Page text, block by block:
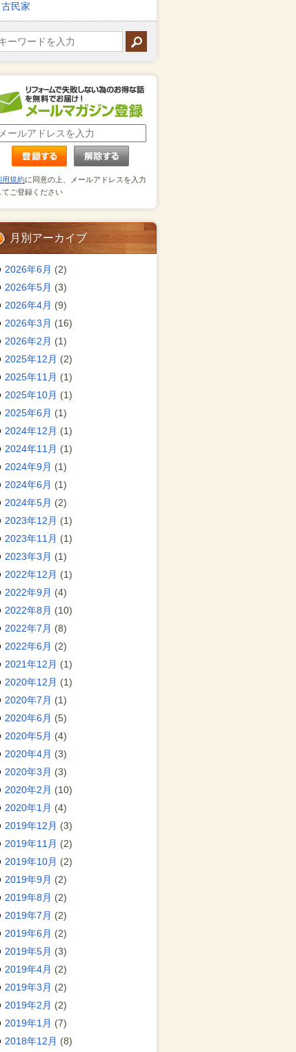
古民家
用規約に同意の上、メールアドレスを入力
てご登録ください
月別アーカイブ
2026年6月 (2)
2026年5月 (3)
2026年4月 (9)
2026年3月 (16)
2026年2月 (1)
2025年12月 (2)
2025年11月 (1)
2025年10月 (1)
2025年6月 (1)
2024年12月 (1)
2024年11月 (1)
2024年9月 (1)
2024年6月 (1)
2024年5月 (2)
2023年12月 (1)
2023年11月 (1)
2023年3月 (1)
2022年12月 (1)
2022年9月 (4)
2022年8月 (10)
2022年7月 (8)
2022年6月 (2)
2021年12月 (1)
2020年12月 (1)
2020年7月 (1)
2020年6月 (5)
2020年5月 (4)
2020年4月 (3)
2020年3月 (3)
2020年2月 (10)
2020年1月 (4)
2019年12月 (3)
2019年11月 (2)
2019年10月 (2)
2019年9月 (2)
2019年8月 (2)
2019年7月 (2)
2019年6月 (2)
2019年5月 (3)
2019年4月 (2)
2019年3月 (2)
2019年2月 (2)
2019年1月 (7)
2018年12月 (8)